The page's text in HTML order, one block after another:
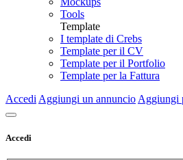
Tools
Template
I template di Crebs
Template per il CV
Template per il Portfolio
Template per la Fattura
Accedi Aggiungi un annuncio Aggiungi
Accedi